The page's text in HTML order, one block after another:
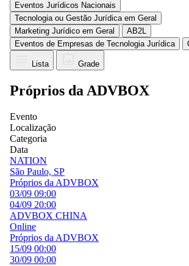
Eventos Jurídicos Nacionais
Tecnologia ou Gestão Jurídica em Geral
Marketing Jurídico em Geral
AB2L
Eventos de Empresas de Tecnologia Jurídica
Lista Grade
Próprios da ADVBOX
Evento
Localização
Categoria
Data
NATION
São Paulo, SP
Próprios da ADVBOX
03/09 09:00
04/09 20:00
ADVBOX CHINA
Online
Próprios da ADVBOX
15/09 00:00
30/09 00:00